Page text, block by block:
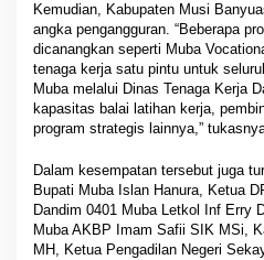
Kemudian, Kabupaten Musi
angka pengangguran. “Beberapa
dicanangkan seperti Muba
tenaga kerja satu pintu untuk
Muba melalui Dinas Tenaga Kerja
kapasitas balai latihan kerja,
program strategis lainnya,”
Dalam kesempatan tersebut juga
Bupati Muba Islan Hanura, Ketua
Dandim 0401 Muba Letkol Inf Erry
Muba AKBP Imam Safii SIK MSi,
MH, Ketua Pengadilan Negeri